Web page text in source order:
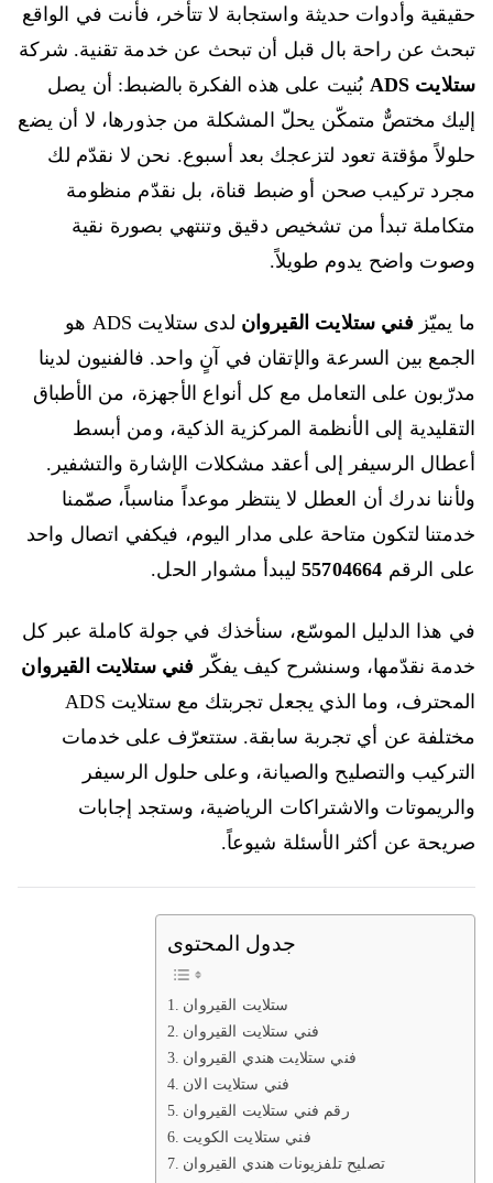
حقيقية وأدوات حديثة واستجابة لا تتأخر، فأنت في الواقع
تبحث عن راحة بال قبل أن تبحث عن خدمة تقنية. شركة
ستلايت ADS
بُنيت على هذه الفكرة بالضبط: أن يصل
إليك مختصٌّ متمكّن يحلّ المشكلة من جذورها، لا أن يضع
حلولاً مؤقتة تعود لتزعجك بعد أسبوع. نحن لا نقدّم لك
مجرد تركيب صحن أو ضبط قناة، بل نقدّم منظومة
متكاملة تبدأ من تشخيص دقيق وتنتهي بصورة نقية
وصوت واضح يدوم طويلاً.
ما يميّز فني ستلايت القيروان
لدى ستلايت ADS هو
الجمع بين السرعة والإتقان في آنٍ واحد. فالفنيون لدينا
مدرّبون على التعامل مع كل أنواع الأجهزة، من الأطباق
التقليدية إلى الأنظمة المركزية الذكية، ومن أبسط
أعطال الرسيفر إلى أعقد مشكلات الإشارة والتشفير.
ولأننا ندرك أن العطل لا ينتظر موعداً مناسباً، صمّمنا
خدمتنا لتكون متاحة على مدار اليوم، فيكفي اتصال واحد
على الرقم 55704664ليبدأ مشوار الحل.
في هذا الدليل الموسّع، سنأخذك في جولة كاملة عبر كل
خدمة نقدّمها، وسنشرح كيف يفكّر فني ستلايت القيروان
المحترف، وما الذي يجعل تجربتك مع ستلايت ADS
مختلفة عن أي تجربة سابقة. ستتعرّف على خدمات
التركيب والتصليح والصيانة، وعلى حلول الرسيفر
والريموتات والاشتراكات الرياضية، وستجد إجابات
صريحة عن أكثر الأسئلة شيوعاً.
جدول المحتوى
ستلايت القيروان
فني ستلايت القيروان
فني ستلايت هندي القيروان
فني ستلايت الان
رقم فني ستلايت القيروان
فني ستلايت الكويت
تصليح تلفزيونات هندي القيروان